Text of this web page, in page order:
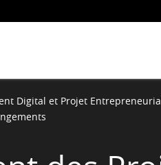
Digital et Projet